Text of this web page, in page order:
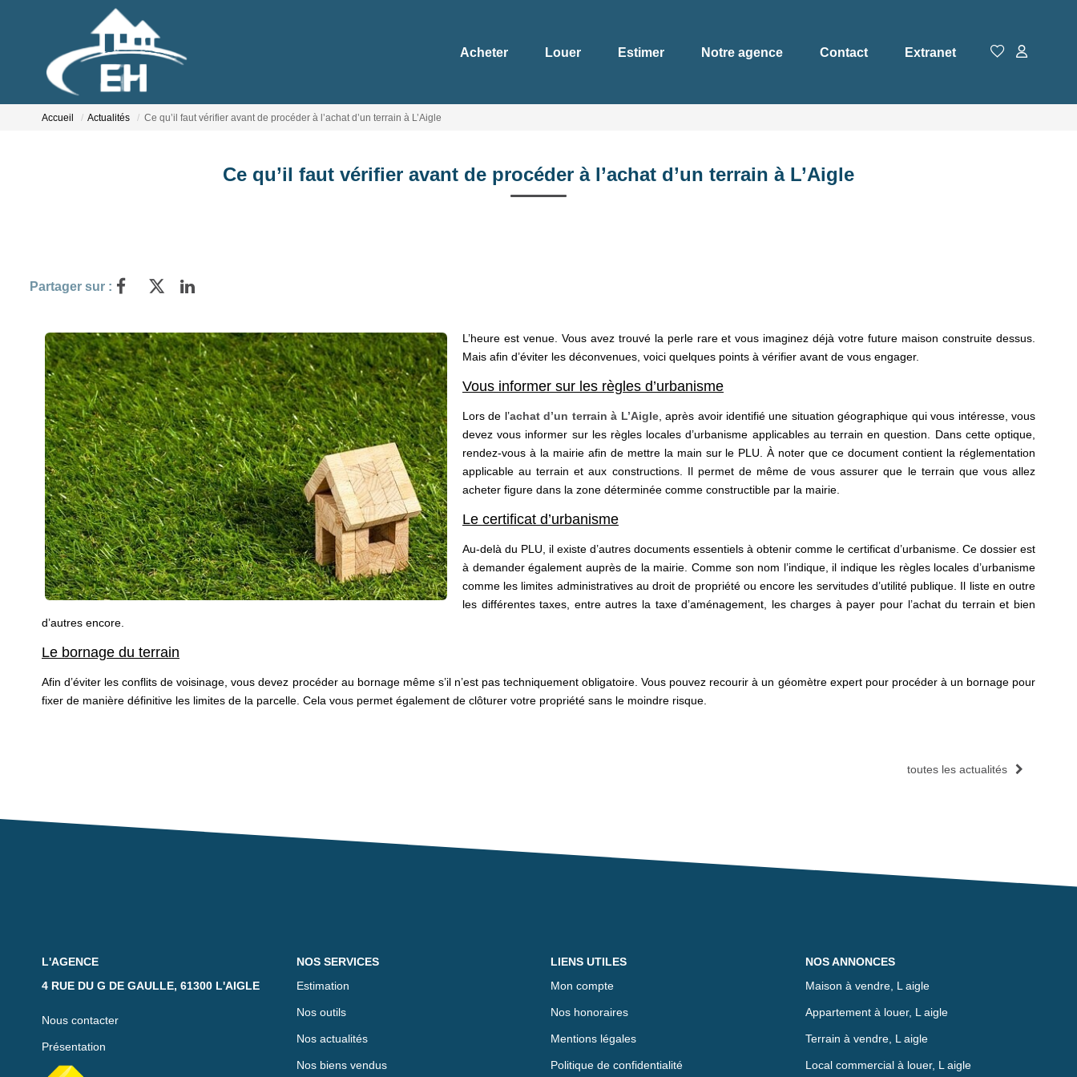
Acheter Louer Estimer Notre agence Contact Extranet
Accueil Actualités Ce qu’il faut vérifier avant de procéder à l’achat d’un terrain à L’Aigle
Ce qu’il faut vérifier avant de procéder à l’achat d’un terrain à L’Aigle
Partager sur :
L’heure est venue. Vous avez trouvé la perle rare et vous imaginez déjà votre future maison construite dessus.
Mais afin d’éviter les déconvenues, voici quelques points à vérifier avant de vous engager.
Vous informer sur les règles d’urbanisme
Lors de l’achat d’un terrain à L’Aigle, après avoir identifié une situation géographique qui vous intéresse, vous
devez vous informer sur les règles locales d’urbanisme applicables au terrain en question. Dans cette optique,
rendez-vous à la mairie afin de mettre la main sur le PLU. À noter que ce document contient la réglementation
applicable au terrain et aux constructions. Il permet de même de vous assurer que le terrain que vous allez
acheter figure dans la zone déterminée comme constructible par la mairie.
Le certificat d’urbanisme
Au-delà du PLU, il existe d’autres documents essentiels à obtenir comme le certificat d’urbanisme. Ce dossier est
à demander également auprès de la mairie. Comme son nom l’indique, il indique les règles locales d’urbanisme
comme les limites administratives au droit de propriété ou encore les servitudes d’utilité publique. Il liste en outre
les différentes taxes, entre autres la taxe d’aménagement, les charges à payer pour l’achat du terrain et bien
d’autres encore.
Le bornage du terrain
Afin d’éviter les conflits de voisinage, vous devez procéder au bornage même s’il n’est pas techniquement obligatoire. Vous pouvez recourir à un géomètre expert pour procéder à un bornage pour
fixer de manière définitive les limites de la parcelle. Cela vous permet également de clôturer votre propriété sans le moindre risque.
toutes les actualités
L'AGENCE
4 RUE DU G DE GAULLE, 61300 L'AIGLE
Nous contacter
Présentation
NOS SERVICES
Estimation
Nos outils
Nos actualités
Nos biens vendus
LIENS UTILES
Mon compte
Nos honoraires
Mentions légales
Politique de confidentialité
NOS ANNONCES
Maison à vendre, L aigle
Appartement à louer, L aigle
Terrain à vendre, L aigle
Local commercial à louer, L aigle